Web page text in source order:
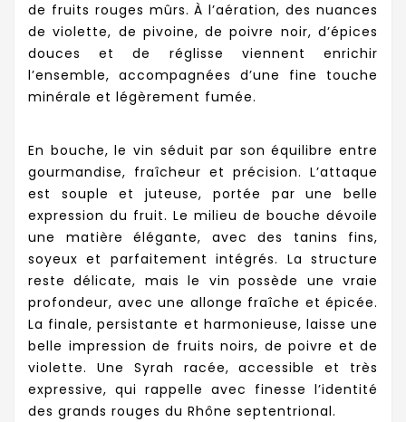
de fruits rouges mûrs. À l’aération, des nuances
de violette, de pivoine, de poivre noir, d’épices
douces et de réglisse viennent enrichir
l’ensemble, accompagnées d’une fine touche
minérale et légèrement fumée.
En bouche, le vin séduit par son équilibre entre
gourmandise, fraîcheur et précision. L’attaque
est souple et juteuse, portée par une belle
expression du fruit. Le milieu de bouche dévoile
une matière élégante, avec des tanins fins,
soyeux et parfaitement intégrés. La structure
reste délicate, mais le vin possède une vraie
profondeur, avec une allonge fraîche et épicée.
La finale, persistante et harmonieuse, laisse une
belle impression de fruits noirs, de poivre et de
violette. Une Syrah racée, accessible et très
expressive, qui rappelle avec finesse l’identité
des grands rouges du Rhône septentrional.